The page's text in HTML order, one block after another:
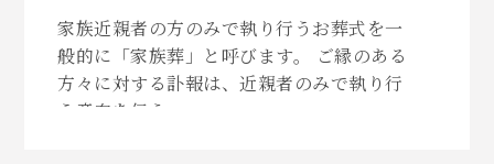
家族近親者の方のみで執り行うお葬式を一
般的に「家族葬」と呼びます。 ご縁のある
方々に対する訃報は、近親者のみで執り行
う意向を伝え、...